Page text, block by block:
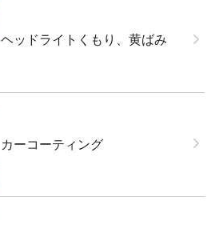
ヘッドライトくもり、黄ばみ
カーコーティング